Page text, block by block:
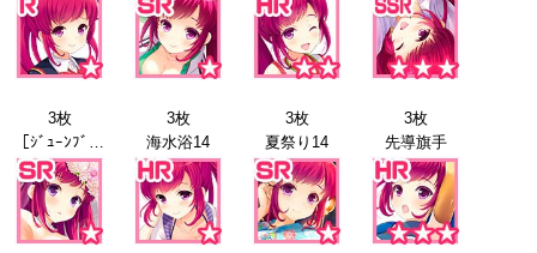
3枚
［ｼﾞｭｰﾝﾌﾞﾗｲﾄﾞ］浅見景
3枚
海水浴14
3枚
夏祭り14
3枚
先導旗手